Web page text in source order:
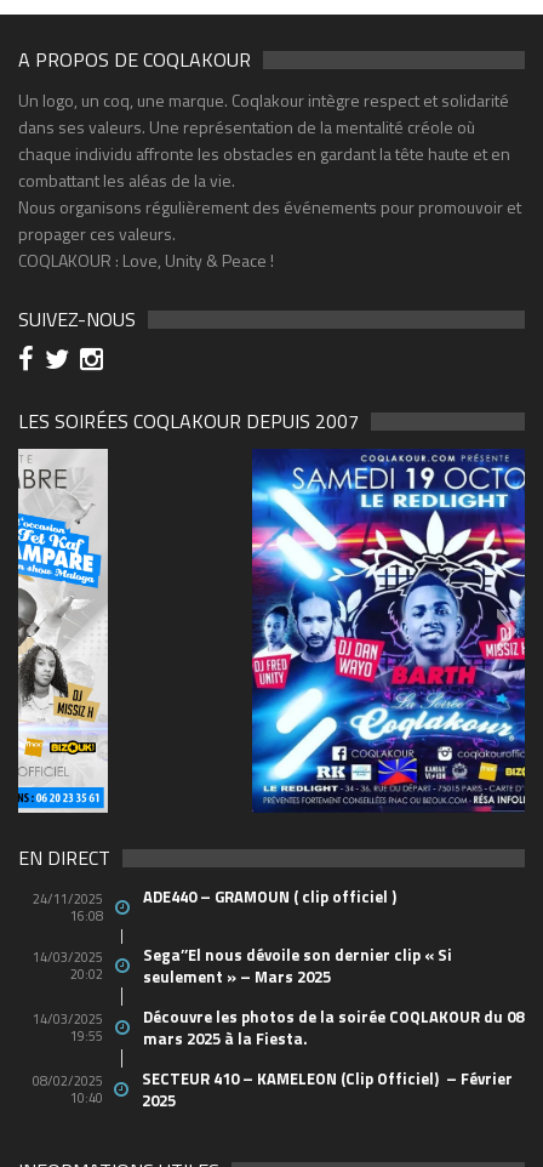
A PROPOS DE COQLAKOUR
Un logo, un coq, une marque. Coqlakour intègre respect et solidarité
dans ses valeurs. Une représentation de la mentalité créole où
chaque individu affronte les obstacles en gardant la tête haute et en
combattant les aléas de la vie.
Nous organisons régulièrement des événements pour promouvoir et
propager ces valeurs.
COQLAKOUR : Love, Unity & Peace !
SUIVEZ-NOUS
LES SOIRÉES COQLAKOUR DEPUIS 2007
(1)
EN DIRECT
24/11/2025
16:08
ADE440 – GRAMOUN ( clip officiel )
14/03/2025
20:02
Sega’’El nous dévoile son dernier clip « Si
seulement » – Mars 2025
14/03/2025
19:55
Découvre les photos de la soirée COQLAKOUR du 08
mars 2025 à la Fiesta.
08/02/2025
10:40
SECTEUR 410 – KAMELEON (Clip Officiel) – Février
2025